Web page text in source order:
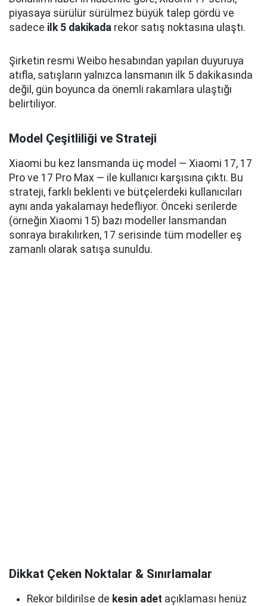
piyasaya sürülür sürülmez büyük talep gördü ve
sadece ilk 5 dakikada rekor satış noktasına ulaştı.
Şirketin resmi Weibo hesabından yapılan duyuruya
atıfla, satışların yalnızca lansmanın ilk 5 dakikasında
değil, gün boyunca da önemli rakamlara ulaştığı
belirtiliyor.
Model Çeşitliliği ve Strateji
Xiaomi bu kez lansmanda üç model — Xiaomi 17, 17
Pro ve 17 Pro Max — ile kullanıcı karşısına çıktı. Bu
strateji, farklı beklenti ve bütçelerdeki kullanıcıları
aynı anda yakalamayı hedefliyor. Önceki serilerde
(örneğin Xiaomi 15) bazı modeller lansmandan
sonraya bırakılırken, 17 serisinde tüm modeller eş
zamanlı olarak satışa sunuldu.
Dikkat Çeken Noktalar & Sınırlamalar
Rekor bildirilse de kesin adet açıklaması henüz